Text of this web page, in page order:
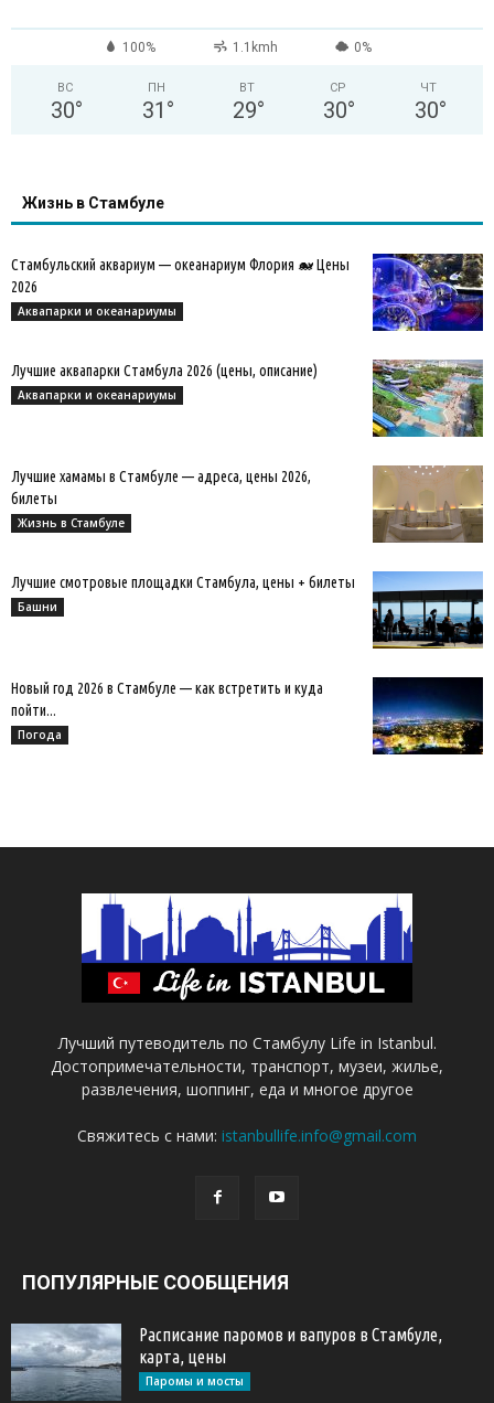
100% 1.1kmh 0%
ВС
30°
ПН
31 °
ВТ
29°
СР
30°
ЧТ
30°
Жизнь в Стамбуле
Стамбульский аквариум — океанариум Флория 🐋 Цены
2026
Аквапарки и океанариумы
Лучшие аквапарки Стамбула 2026 (цены, описание)
Аквапарки и океанариумы
Лучшие хамамы в Стамбуле — адреса, цены 2026,
билеты
Жизнь в Стамбуле
Лучшие смотровые площадки Стамбула, цены + билеты
Башни
Новый год 2026 в Стамбуле — как встретить и куда
пойти...
Погода
Лучший путеводитель по Стамбулу Life in Istanbul.
Достопримечательности, транспорт, музеи, жилье,
развлечения, шоппинг, еда и многое другое
Свяжитесь с нами: istanbullife.info@gmail.com
ПОПУЛЯРНЫЕ СООБЩЕНИЯ
Расписание паромов и вапуров в Стамбуле,
карта, цены
Паромы и мосты